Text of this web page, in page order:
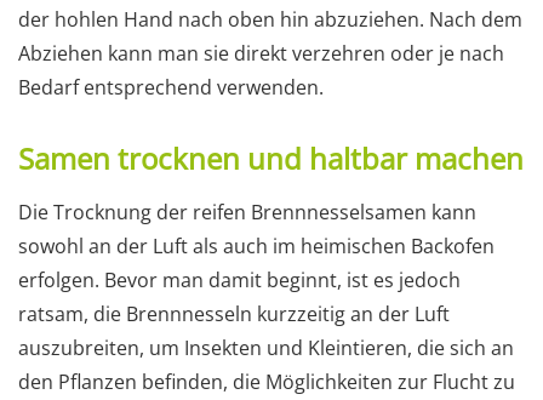
der hohlen Hand nach oben hin abzuziehen. Nach dem
Abziehen kann man sie direkt verzehren oder je nach
Bedarf entsprechend verwenden.
Samen trocknen und haltbar machen
Die Trocknung der reifen Brennnesselsamen kann
sowohl an der Luft als auch im heimischen Backofen
erfolgen. Bevor man damit beginnt, ist es jedoch
ratsam, die Brennnesseln kurzzeitig an der Luft
auszubreiten, um Insekten und Kleintieren, die sich an
den Pflanzen befinden, die Möglichkeiten zur Flucht zu